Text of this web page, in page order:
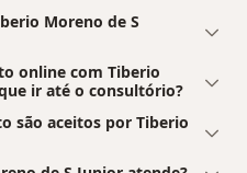
Moreno de S
online com Tiberio
ir até o consultório?
são aceitos por Tiberio